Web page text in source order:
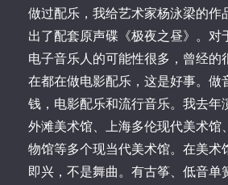
做过配乐，我给艺术家杨泳梁的作
出了配套原声碟《极夜之昼》。对
电子音乐人的可能性很多，曾经的
在都在做电影配乐，这是好事。做
钱，电影配乐和流行音乐。我去年
外滩美术馆、上海多伦现代美术馆
物馆等多个现当代美术馆。在美术
即兴，不是舞曲。有古筝、低音单